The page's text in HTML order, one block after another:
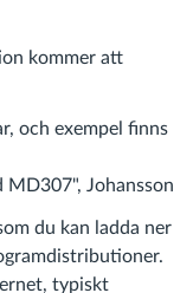
kommer att
och exempel finns
Johansson
du kan ladda ner
typiskt